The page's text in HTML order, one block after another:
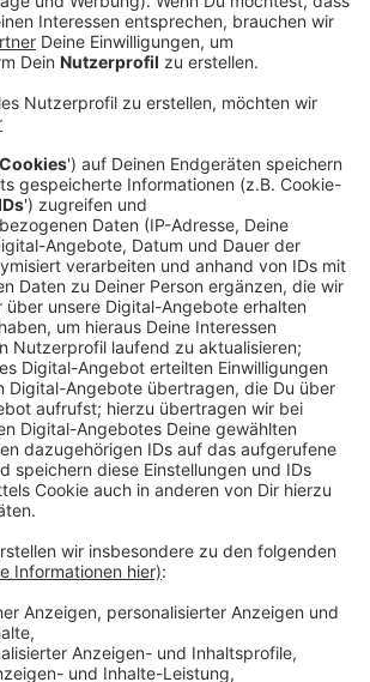
55 Schausteller verwandeln die
11 Uhr - mit Fassanstich und einer
der ersten Stunde gibt es Fahrchips
Freitagabend
leuchtet gegen halb elf ein
über der Stadt. Für Kinder gibt es am
14 und 18 Uhr kostenloses
Außerdem kommen Disney-Figuren
vorbei. Wer einen Flyer aus den
oder dem Rathaus
letzten Tag besonders günstig: